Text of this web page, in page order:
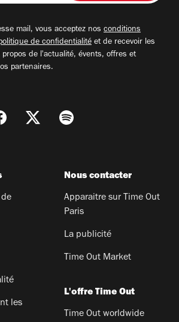
mail, vous acceptez nos conditions
de confidentialité et de recevoir les
propos de l'actualité, évents, offres et
partenaires.
les
Nous contacter
Apparaitre sur Time Out
Paris
La publicité
Time Out Market
L'offre Time Out
Time Out worldwide